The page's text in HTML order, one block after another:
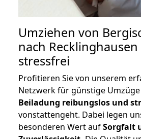
Umziehen von
nach Recklinghausen
stressfrei
Profitieren Sie von unserem
Netzwerk für günstige
Beiladung reibungslos und
vonstattengeht. Dabei legen
besonderen Wert aufSorgfalt